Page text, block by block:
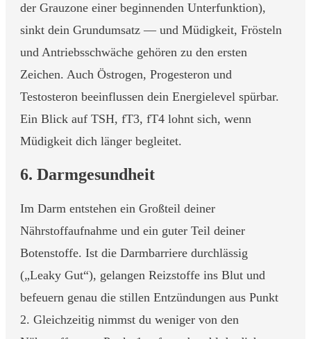
der Grauzone einer beginnenden Unterfunktion),
sinkt dein Grundumsatz — und Müdigkeit, Frösteln
und Antriebsschwäche gehören zu den ersten
Zeichen. Auch Östrogen, Progesteron und
Testosteron beeinflussen dein Energielevel spürbar.
Ein Blick auf TSH, fT3, fT4 lohnt sich, wenn
Müdigkeit dich länger begleitet.
6. Darmgesundheit
Im Darm entstehen ein Großteil deiner
Nährstoffaufnahme und ein guter Teil deiner
Botenstoffe. Ist die Darmbarriere durchlässig
(„Leaky Gut“), gelangen Reizstoffe ins Blut und
befeuern genau die stillen Entzündungen aus Punkt
2. Gleichzeitig nimmst du weniger von den